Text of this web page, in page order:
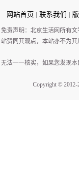
网站首页 联系我们
免责声明：北京生活网所有
站赞同其观点，本站亦不为
无法一一核实，如果您发现
Copyright © 2012-